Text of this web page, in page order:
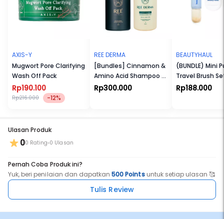
"maskne." Oleh karena itu kami memformulasikan wash off pack ini
dengan bahan-bahan untuk membantu mengatasi iritasi kulit
yang meningkatkan stress.
- Menenangkan inflamasi dan iritasi
- Mengeksfoliasi kulit dengan butiran kacang Adzuki
AXIS-Y
Mugwort Pore Clarifying
Wash Off Pack
Rp190.100
Rp216.000 -12%
REE DERMA
[Bundles] Cinnamon &
Amino Acid Shampoo &
Conditioner 250ml
Rp300.000
BEAUTYHAUL
(BUNDLE) Mini
Travel Brush
Rp188.000
Ulasan Produk
00 Rating 0 Ulasan
Pernah Coba Produk ini?
Yuk, beri penilaian dan dapatkan500 Pointsuntuk setiap ulasan 🥰
Tulis Review